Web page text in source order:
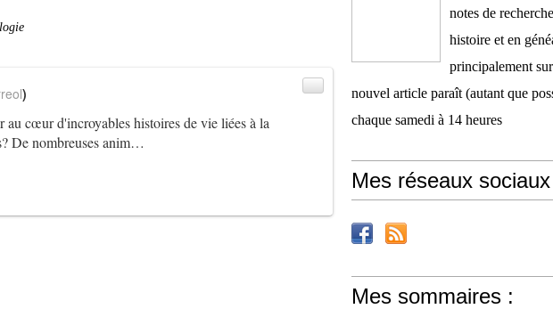
au cœur d'incroyables histoires de vie liées à la
De nombreuses anim…
)
notes de
histoire et en
principalement
nouvel article paraît (autant que
chaque samedi à 14 heures
Mes réseaux
Mes sommaires :